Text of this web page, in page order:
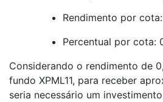
Rendimento por
Percentual por cota:
Considerando o rendimento de
fundo XPML11, para receber
seria necessário um